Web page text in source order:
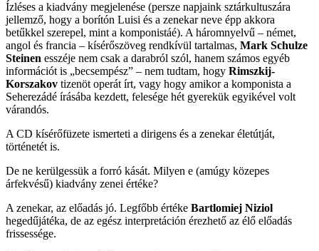
Ízléses a kiadvány megjelenése (persze napjaink sztárkultuszára
jellemző, hogy a borítón Luisi és a zenekar neve épp akkora
betűkkel szerepel, mint a komponistáé). A háromnyelvű – német,
angol és francia – kísérőszöveg rendkívül tartalmas, Mark Schulze
Steinen esszéje nem csak a darabról szól, hanem számos egyéb
információt is „becsempész” – nem tudtam, hogy Rimszkij-
Korszakov tizenöt operát írt, vagy hogy amikor a komponista a
Seherezádé írásába kezdett, felesége hét gyerekük egyikével volt
várandós.
A CD kísérőfüzete ismerteti a dirigens és a zenekar életútját,
történetét is.
De ne kerülgessük a forró kását. Milyen e (amúgy közepes
árfekvésű) kiadvány zenei értéke?
A zenekar, az előadás jó. Legfőbb értéke Bartlomiej Niziol
hegedűjátéka, de az egész interpretáción érezhető az élő előadás
frissessége.